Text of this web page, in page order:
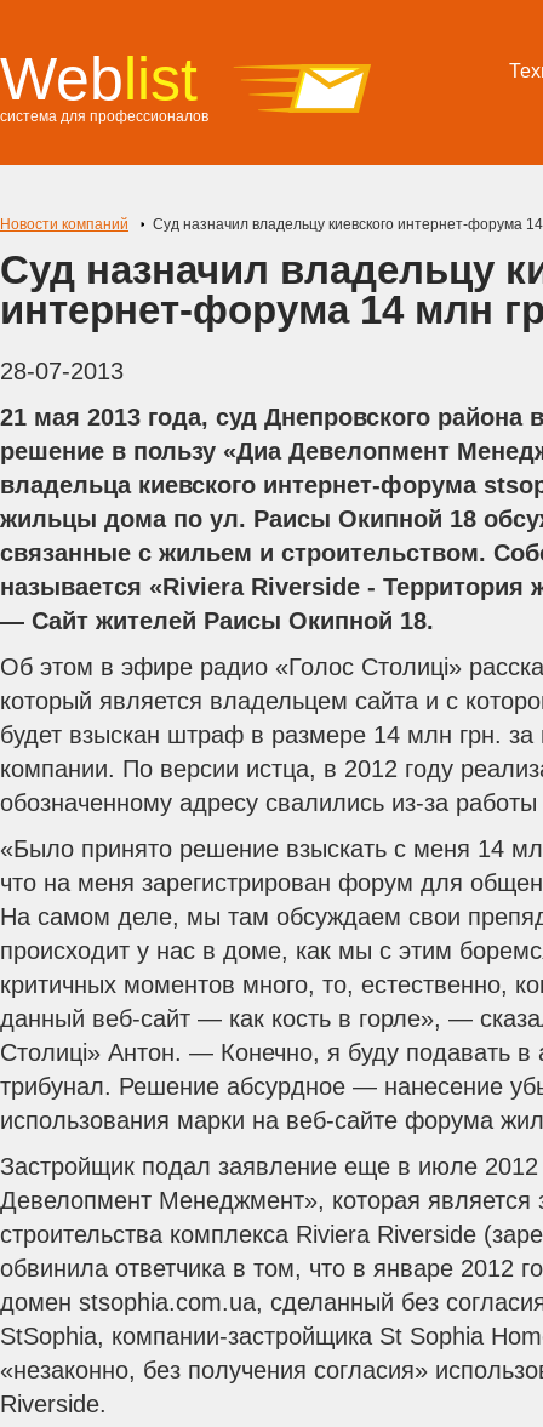
Weblist
система для профессионалов
Новости компаний Суд назначил владельцу киевского интернет-форума
Суд назначил владельцу
интернет-форума 14 млн
28-07-2013
21 мая 2013 года, суд Днепровского района
решение в пользу «Диа Девелопмент
владельца киевского интернет-форума
жильцы дома по ул. Раисы Окипной 18
связанные с жильем и строительством.
называется «Riviera Riverside - Территория
— Сайт жителей Раисы Окипной 18.
Об этом в эфире радио «Голос Столиці»
который является владельцем сайта и с
будет взыскан штраф в размере 14 млн грн. за
компании. По версии истца, в 2012 году
обозначенному адресу свалились из-за
«Было принято решение взыскать с меня 14
что на меня зарегистрирован форум для
На самом деле, мы там обсуждаем свои
происходит у нас в доме, как мы с этим
критичных моментов много, то, естественно,
данный веб-сайт — как кость в горле», —
Столиці» Антон. — Конечно, я буду подавать в
трибунал. Решение абсурдное — нанесение
использования марки на веб-сайте форума
Застройщик подал заявление еще в июле
Девелопмент Менеджмент», которая является
строительства комплекса Riviera Riverside
обвинила ответчика в том, что в январе 2012
домен stsophia.com.ua, сделанный без
StSophia, компании-застройщика St Sophia
«незаконно, без получения согласия»
Riverside.